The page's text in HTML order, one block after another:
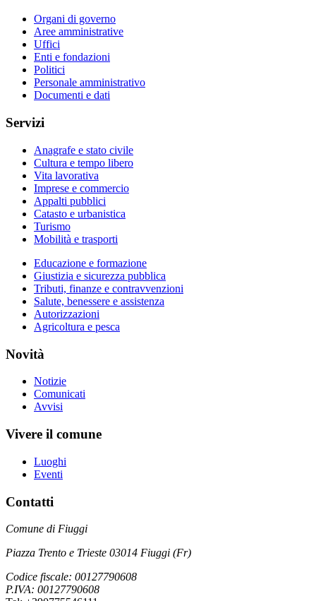
Organi di governo
Aree amministrative
Uffici
Enti e fondazioni
Politici
Personale amministrativo
Documenti e dati
Servizi
Anagrafe e stato civile
Cultura e tempo libero
Vita lavorativa
Imprese e commercio
Appalti pubblici
Catasto e urbanistica
Turismo
Mobilità e trasporti
Educazione e formazione
Giustizia e sicurezza pubblica
Tributi, finanze e contravvenzioni
Salute, benessere e assistenza
Autorizzazioni
Agricoltura e pesca
Novità
Notizie
Comunicati
Avvisi
Vivere il comune
Luoghi
Eventi
Contatti
Comune di Fiuggi
Piazza Trento e Trieste 03014 Fiuggi (Fr)
Codice fiscale: 00127790608
P.IVA: 00127790608